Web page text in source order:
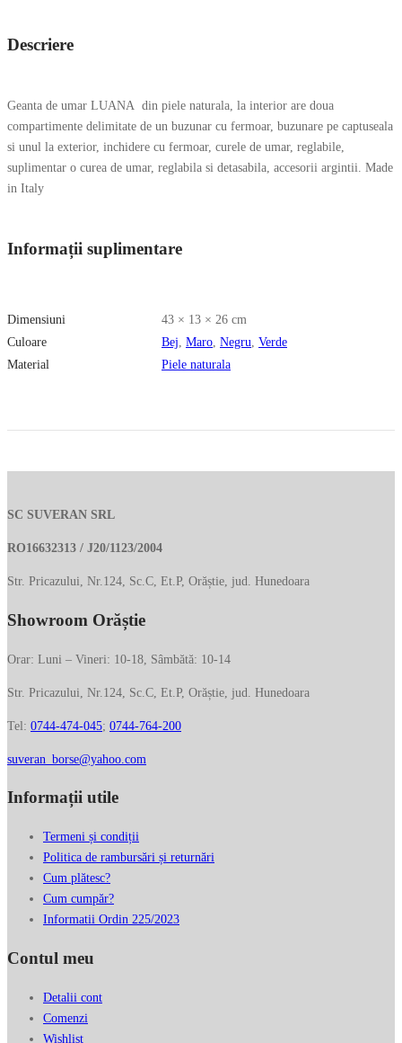
Descriere
Geanta de umar LUANA din piele naturala, la interior are doua
compartimente delimitate de un buzunar cu fermoar, buzunare pe captuseala
si unul la exterior, inchidere cu fermoar, curele de umar, reglabile,
suplimentar o curea de umar, reglabila si detasabila, accesorii argintii. Made
in Italy
Informații suplimentare
Dimensiuni
43 × 13 × 26 cm
Culoare
Bej Maro Negru Verde
Material
Piele naturala
SC SUVERAN SRL
RO16632313 / J20/1123/2004
Str. Pricazului, Nr.124, Sc.C, Et.P, Orăștie, jud. Hunedoara
Showroom Orăștie
Orar: Luni – Vineri: 10-18, Sâmbătă: 10-14
Str. Pricazului, Nr.124, Sc.C, Et.P, Orăștie, jud. Hunedoara
Tel: 0744-474-045; 0744-764-200
suveran_borse@yahoo.com
Informații utile
Termeni și condiții
Politica de rambursări și returnări
Cum plătesc?
Cum cumpăr?
Informatii Ordin 225/2023
Contul meu
Detalii cont
Comenzi
Wishlist